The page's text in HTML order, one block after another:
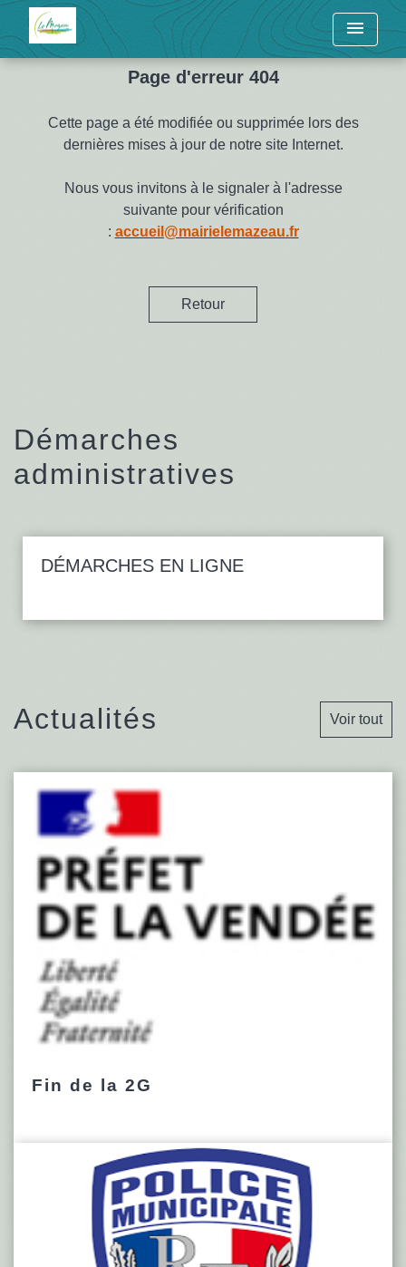
menu
Page d'erreur 404
Cette page a été modifiée ou supprimée lors des
dernières mises à jour de notre site Internet.
Nous vous invitons à le signaler à l'adresse
suivante pour vérification
: accueil@mairielemazeau.fr
Retour
Démarches
administratives
DÉMARCHES EN LIGNE
Actualités Voir tout
Fin de la 2G